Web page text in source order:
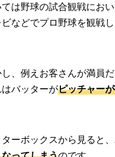
は野球の試合観戦にお
などでプロ野球を観戦
し、例えお客さんが満員
はバッターがピッチャー
ーボックスから見ると